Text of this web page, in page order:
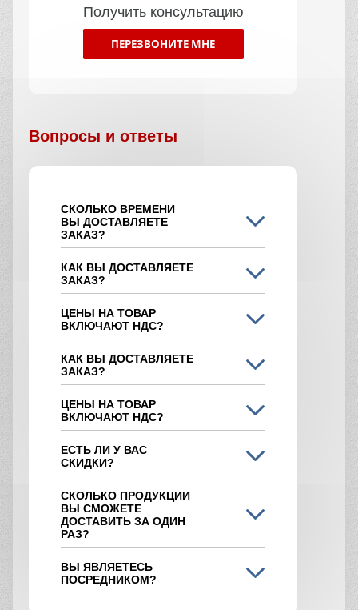
Получить консультацию
ПЕРЕЗВОНИТЕ МНЕ
Вопросы и ответы
СКОЛЬКО ВРЕМЕНИ
ВЫ ДОСТАВЛЯЕТЕ
ЗАКАЗ?
КАК ВЫ ДОСТАВЛЯЕТЕ
ЗАКАЗ?
ЦЕНЫ НА ТОВАР
ВКЛЮЧАЮТ НДС?
КАК ВЫ ДОСТАВЛЯЕТЕ
ЗАКАЗ?
ЦЕНЫ НА ТОВАР
ВКЛЮЧАЮТ НДС?
ЕСТЬ ЛИ У ВАС
СКИДКИ?
СКОЛЬКО ПРОДУКЦИИ
ВЫ СМОЖЕТЕ
ДОСТАВИТЬ ЗА ОДИН
РАЗ?
ВЫ ЯВЛЯЕТЕСЬ
ПОСРЕДНИКОМ?